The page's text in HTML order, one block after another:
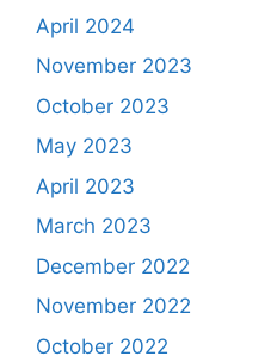
April 2024
November 2023
October 2023
May 2023
April 2023
March 2023
December 2022
November 2022
October 2022